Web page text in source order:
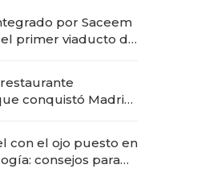
por Saceem
primer viaducto de
conquistó Madrid:
y prepara apertura
con el ojo puesto en
consejos para